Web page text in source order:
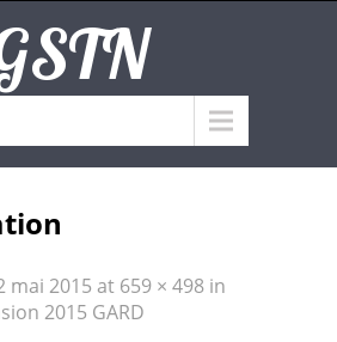
mai 2015 at 659 × 498 in
2015 GARD